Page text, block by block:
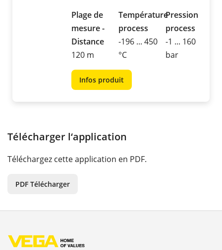
Plage de
mesure -
Distance
120 m
Température
process
-196 ... 450
°C
Pression
process
-1 ... 160
bar
Infos produit
Télécharger l‘application
Téléchargez cette application en PDF.
PDF Télécharger